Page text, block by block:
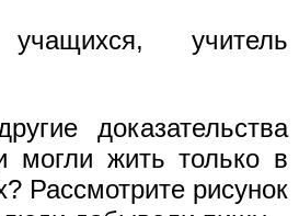
учитель
доказательства
могли жить только в
Рассмотрите рисунок